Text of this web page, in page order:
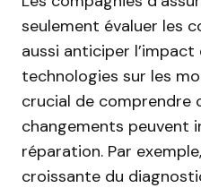
seulement évaluer les
aussi anticiper l’impact
technologies sur les
crucial de comprendre
changements peuvent
réparation. Par
croissante du